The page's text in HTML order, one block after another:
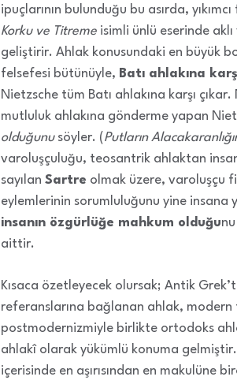
ipuçlarının bulunduğu bu asırda,
Korku ve Titreme isimli ünlü eserinde
geliştirir. Ahlak konusundaki en büyük
felsefesi bütünüyle, Batı ahlakına
Nietzsche tüm Batı ahlakına karşı
mutluluk ahlakına gönderme yapan
olduğunu söyler. (Putların
varoluşçuluğu, teosantrik ahlaktan
sayılan Sartre olmak üzere, varoluşçu
eylemlerinin sorumluluğunu yine insana
insanın özgürlüğe mahkum olduğu
aittir.
Kısaca özetleyecek olursak; Antik
referanslarına bağlanan ahlak, modern
postmodernizmiyle birlikte ortodoks
ahlakî olarak yükümlü konuma
içerisinde en aşırısından en makulüne